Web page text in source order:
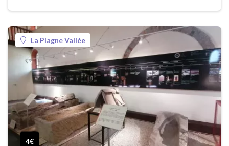
La Plagne Vallée
4€